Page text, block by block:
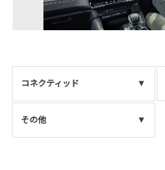
コネクティッド
その他